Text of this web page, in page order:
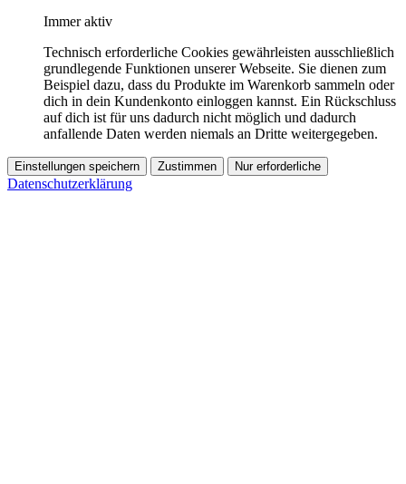
Immer aktiv
Technisch erforderliche Cookies gewährleisten ausschließlich
grundlegende Funktionen unserer Webseite. Sie dienen zum
Beispiel dazu, dass du Produkte im Warenkorb sammeln oder
dich in dein Kundenkonto einloggen kannst. Ein Rückschluss
auf dich ist für uns dadurch nicht möglich und dadurch
anfallende Daten werden niemals an Dritte weitergegeben.
Einstellungen speichern Zustimmen Nur erforderliche
Datenschutzerklärung